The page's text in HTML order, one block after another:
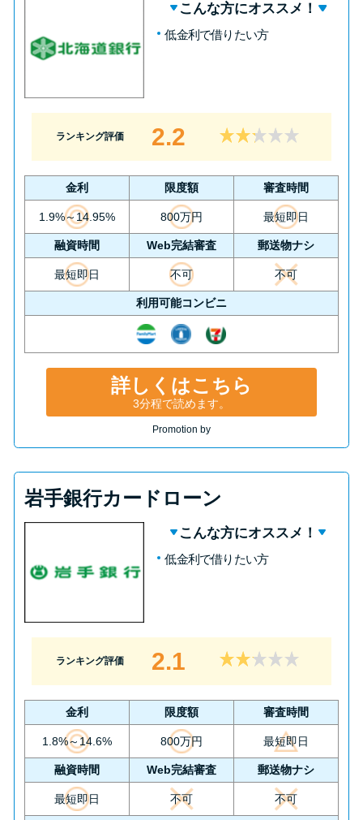
こんな方にオススメ！
低金利で借りたい方
ランキング評価 2.2
金利 限度額 審査時間
1.9%～14.95% 800万円 最短即日
融資時間 Web完結審査 郵送物ナシ
最短即日 不可 不可
利用可能コンビニ
詳しくはこちら
3分程で読めます。
Promotion by
岩手銀行カードローン
こんな方にオススメ！
低金利で借りたい方
ランキング評価 2.1
金利 限度額 審査時間
1.8%～14.6% 800万円 最短即日
融資時間 Web完結審査 郵送物ナシ
最短即日 不可 不可